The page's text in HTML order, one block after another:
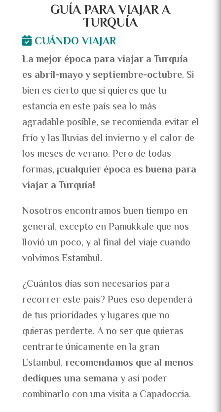
GUÍA PARA VIAJAR A
TURQUÍA
CUÁNDO VIAJAR
La mejor época para viajar a Turquía
es abril-mayo y septiembre-octubre. Si
bien es cierto que si quieres que tu
estancia en este país sea lo más
agradable posible, se recomienda evitar el
frío y las lluvias del invierno y el calor de
los meses de verano. Pero de todas
formas, ¡cualquier época es buena para
viajar a Turquía!
Nosotros encontramos buen tiempo en
general, excepto en Pamukkale que nos
llovió un poco, y al final del viaje cuando
volvimos Estambul.
¿Cuántos días son necesarios para
recorrer este país? Pues eso dependerá
de tus prioridades y lugares que no
quieras perderte. A no ser que quieras
centrarte únicamente en la gran
Estambul,recomendamos que al menos
dediques una semanay así poder
combinarlo con una visita a Capadoccia.